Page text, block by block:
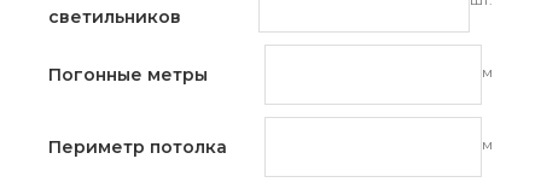
светильников
Погонные метры м
Периметр потолка м